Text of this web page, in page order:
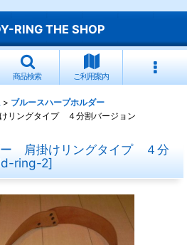
RING THE SHOP
商品検索 ご利用案内
> ブルースハープホルダー
リングタイプ ４分割バージョン
ー 肩掛けリングタイプ ４分
ring-2]